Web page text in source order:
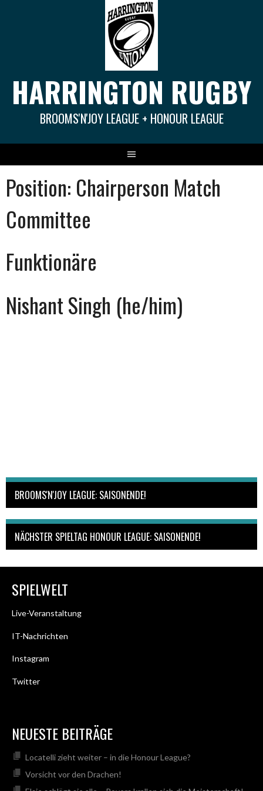
HARRINGTON RUGBY
BROOMS'N'JOY LEAGUE + HONOUR LEAGUE
Position: Chairperson Match
Committee
Funktionäre
Nishant Singh (he/him)
BROOMS'N'JOY LEAGUE: SAISONENDE!
NÄCHSTER SPIELTAG HONOUR LEAGUE: SAISONENDE!
SPIELWELT
Live-Veranstaltung
IT-Nachrichten
Instagram
Twitter
NEUESTE BEITRÄGE
Locatelli zieht weiter – in die Honour League?
Vorsicht vor den Drachen!